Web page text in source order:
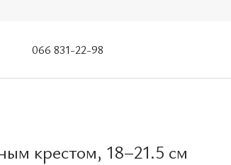
066 831-22-98
крестом, 18–21.5 см